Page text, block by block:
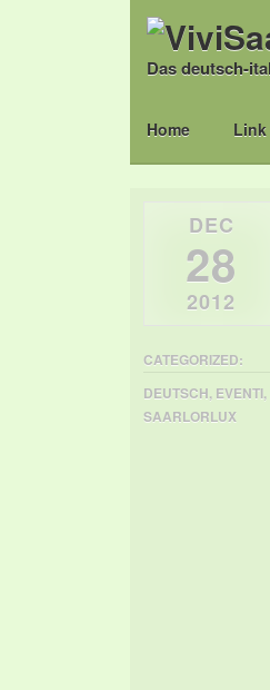
Das deutsch-
Main menu
Skip
Home Link
DEC
28
2012
CATEGORIZED:
DEUTSCH, EVENTI,
SAARLORLUX